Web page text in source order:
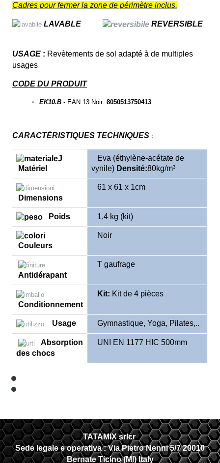
Cadres pour fermer la zone de périmètre inclus.
LAVABLE REVERSIBLE
USAGE : Revètements de sol adapté à de multiples
usages
CODE DU PRODUIT
EK10.B - EAN 13 Noir: 8050513750413
CARACTÉRISTIQUES TECHNIQUES :
Matériel
Eva (éthylène-acétate de
vynile) Densité:80kg/m³
Dimensions
61 x 61 x 1cm
Poids 1,4 kg (kit)
Couleurs
Noir
Antidérapant
T gaufrage
Conditionnement
Kit: Kit de 4 pièces
Usage Gymnastique, Yoga, Pilates,..
Absorption
des chocs
UNI EN 1177 HIC 500mm
TATAMIX srlcr
Sede legale e operativa :Via Pietro Nenni 5/7 20010
Bernate Ticino (MI) Italy